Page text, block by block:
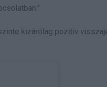
kizárólag pozitív